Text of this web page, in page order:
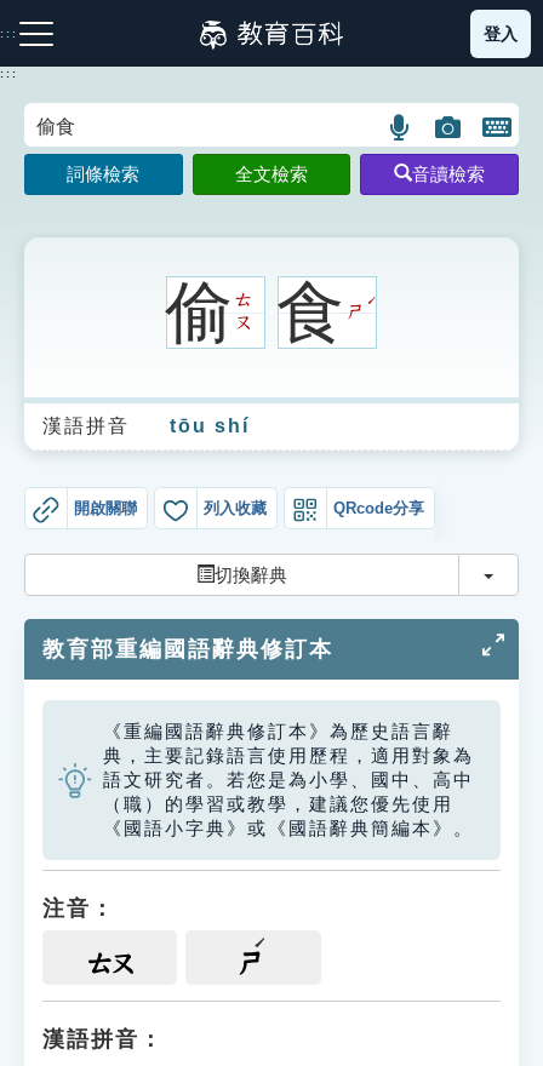
到
主
:::
注音索引圖示 筆畫索引圖示 部首索引表圖示
生字詞彙表
成語故事
索引選單
單字索引
生命大百科索引
遊戲專區
教學應用
貓頭鷹博士
登入
:::
語
言
搜
圖
片
搜
開
鍵
圖
詞條檢索 全文檢索 音讀檢索
偷ㄊ
ㄡ
食ㄕ
ˊ
漢語拼音 tōu shí
開啟關聯 列入收藏 QRcode分享
切換辭典 切換
教育部重編國語辭典修訂本
《重編國語辭典修訂本》為歷史語言辭
典，主要記錄語言使用歷程，適用對象為
語文研究者。若您是為小學、國中、高中
（職）的學習或教學，建議您優先使用
《國語小字典》或《國語辭典簡編本》。
注音：
ㄊㄡ ㄕ
漢語拼音：